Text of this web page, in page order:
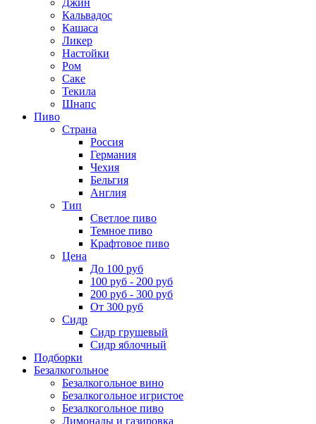
Кальвадос
Кашаса
Ликер
Настойки
Ром
Саке
Текила
Шнапс
Пиво
Страна
Россия
Германия
Чехия
Бельгия
Англия
Тип
Светлое пиво
Темное пиво
Крафтовое пиво
Цена
До 100 руб
100 руб - 200 руб
200 руб - 300 руб
От 300 руб
Сидр
Сидр грушевый
Сидр яблочный
Подборки
Безалкогольное
Безалкогольное вино
Безалкогольное игристое
Безалкогольное пиво
Лимонады и газировка